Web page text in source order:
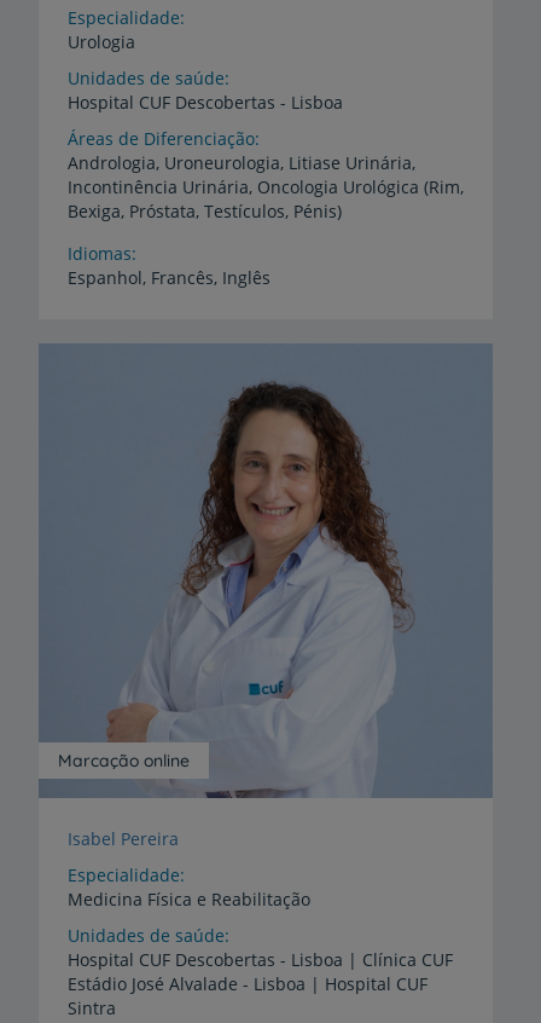
Especialidade
Urologia
Unidades de saúde
Hospital CUF Descobertas - Lisboa
Áreas de Diferenciação
Andrologia, Uroneurologia, Litiase Urinária,
Incontinência Urinária, Oncologia Urológica (Rim,
Bexiga, Próstata, Testículos, Pénis)
Idiomas
Espanhol, Francês, Inglês
Marcação online
Isabel Pereira
Especialidade
Medicina Física e Reabilitação
Unidades de saúde
Hospital CUF Descobertas - Lisboa | Clínica CUF
Estádio José Alvalade - Lisboa | Hospital CUF
Sintra